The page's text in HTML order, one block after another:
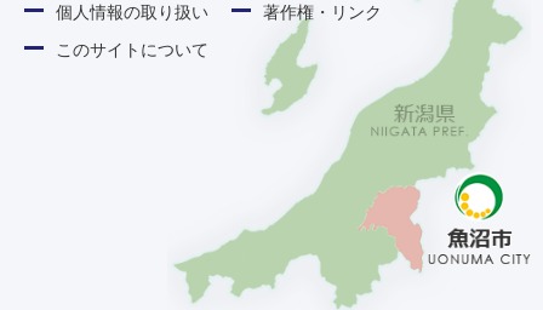
個人情報の取り扱い
著作権・リンク
このサイトについて